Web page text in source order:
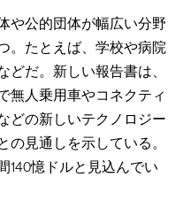
や公的団体が幅広い分野
。たとえば、学校や病院
どだ。新しい報告書は、
無人乗用車やコネクティ
どの新しいテクノロジー
の見通しを示している。
140憶ドルと見込んでい